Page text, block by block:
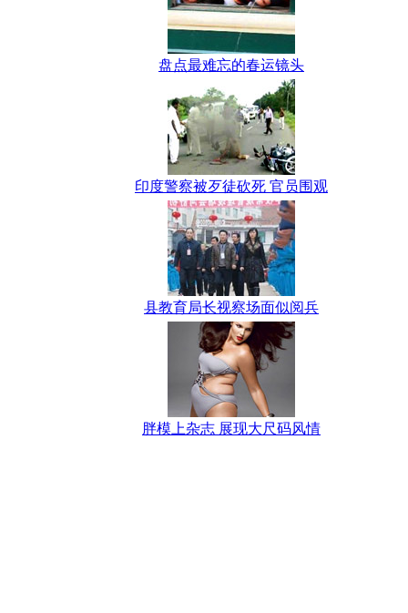
盘点最难忘的春运镜头
印度警察被歹徒砍死 官员围观
县教育局长视察场面似阅兵
胖模上杂志 展现大尺码风情